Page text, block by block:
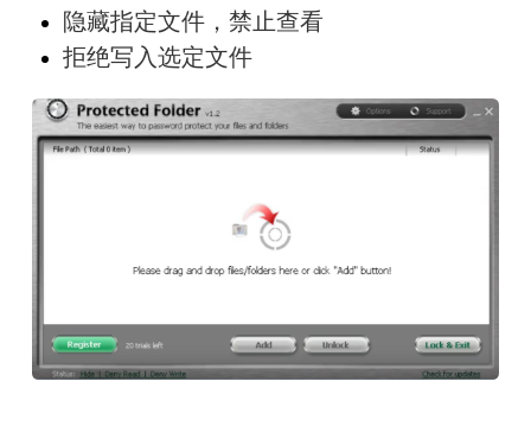
隐藏指定文件，禁止查看
拒绝写入选定文件